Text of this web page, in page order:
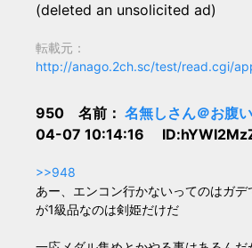
(deleted an unsolicited ad)
転載元：
http://anago.2ch.sc/test/read.cgi/
950 名前： 名無しさん＠お腹
04-07 10:14:16
>>948
あー、エンコン行かないってのはガ
が1級品なのは剣姫だけだ